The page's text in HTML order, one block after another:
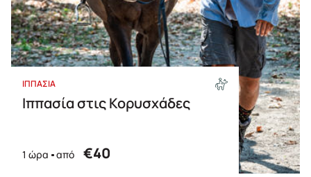
ΙΠΠΑΣΙΑ
Ιππασία στις Κορυσχάδες
1 ώρα από €40